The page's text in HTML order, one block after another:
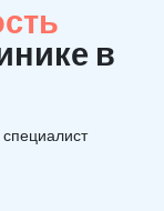
в
специалист